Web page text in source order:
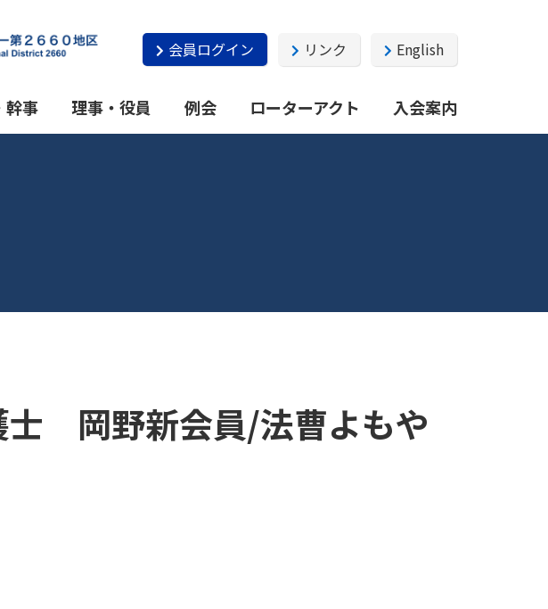
会員ログイン リンク English
幹事 理事・役員 例会 ローターアクト 入会案内
岡野新会員/法曹よもや